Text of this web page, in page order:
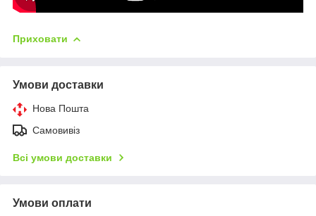
Приховати
Умови доставки
Нова Пошта
Самовивіз
Всі умови доставки
Умови оплати